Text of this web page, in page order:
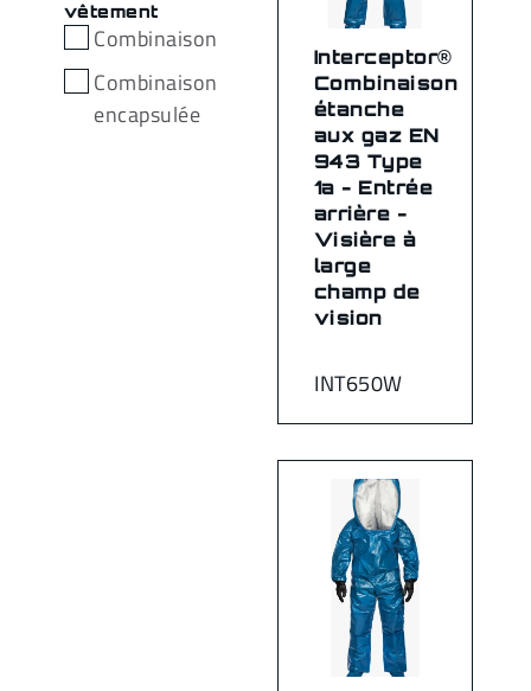
vêtement
Combinaison
Combinaison
encapsulée
INT650W
Interceptor®
Combinaison
étanche
aux gaz EN
943 Type
1a - Entrée
arrière -
Visière à
large
champ de
vision